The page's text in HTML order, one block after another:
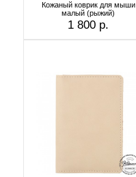
Кожаный коврик для мыши
малый (рыжий)
1 800 р.